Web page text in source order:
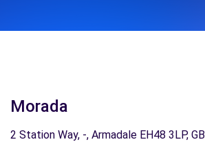
Morada
2 Station Way, -, Armadale EH48 3LP, GB